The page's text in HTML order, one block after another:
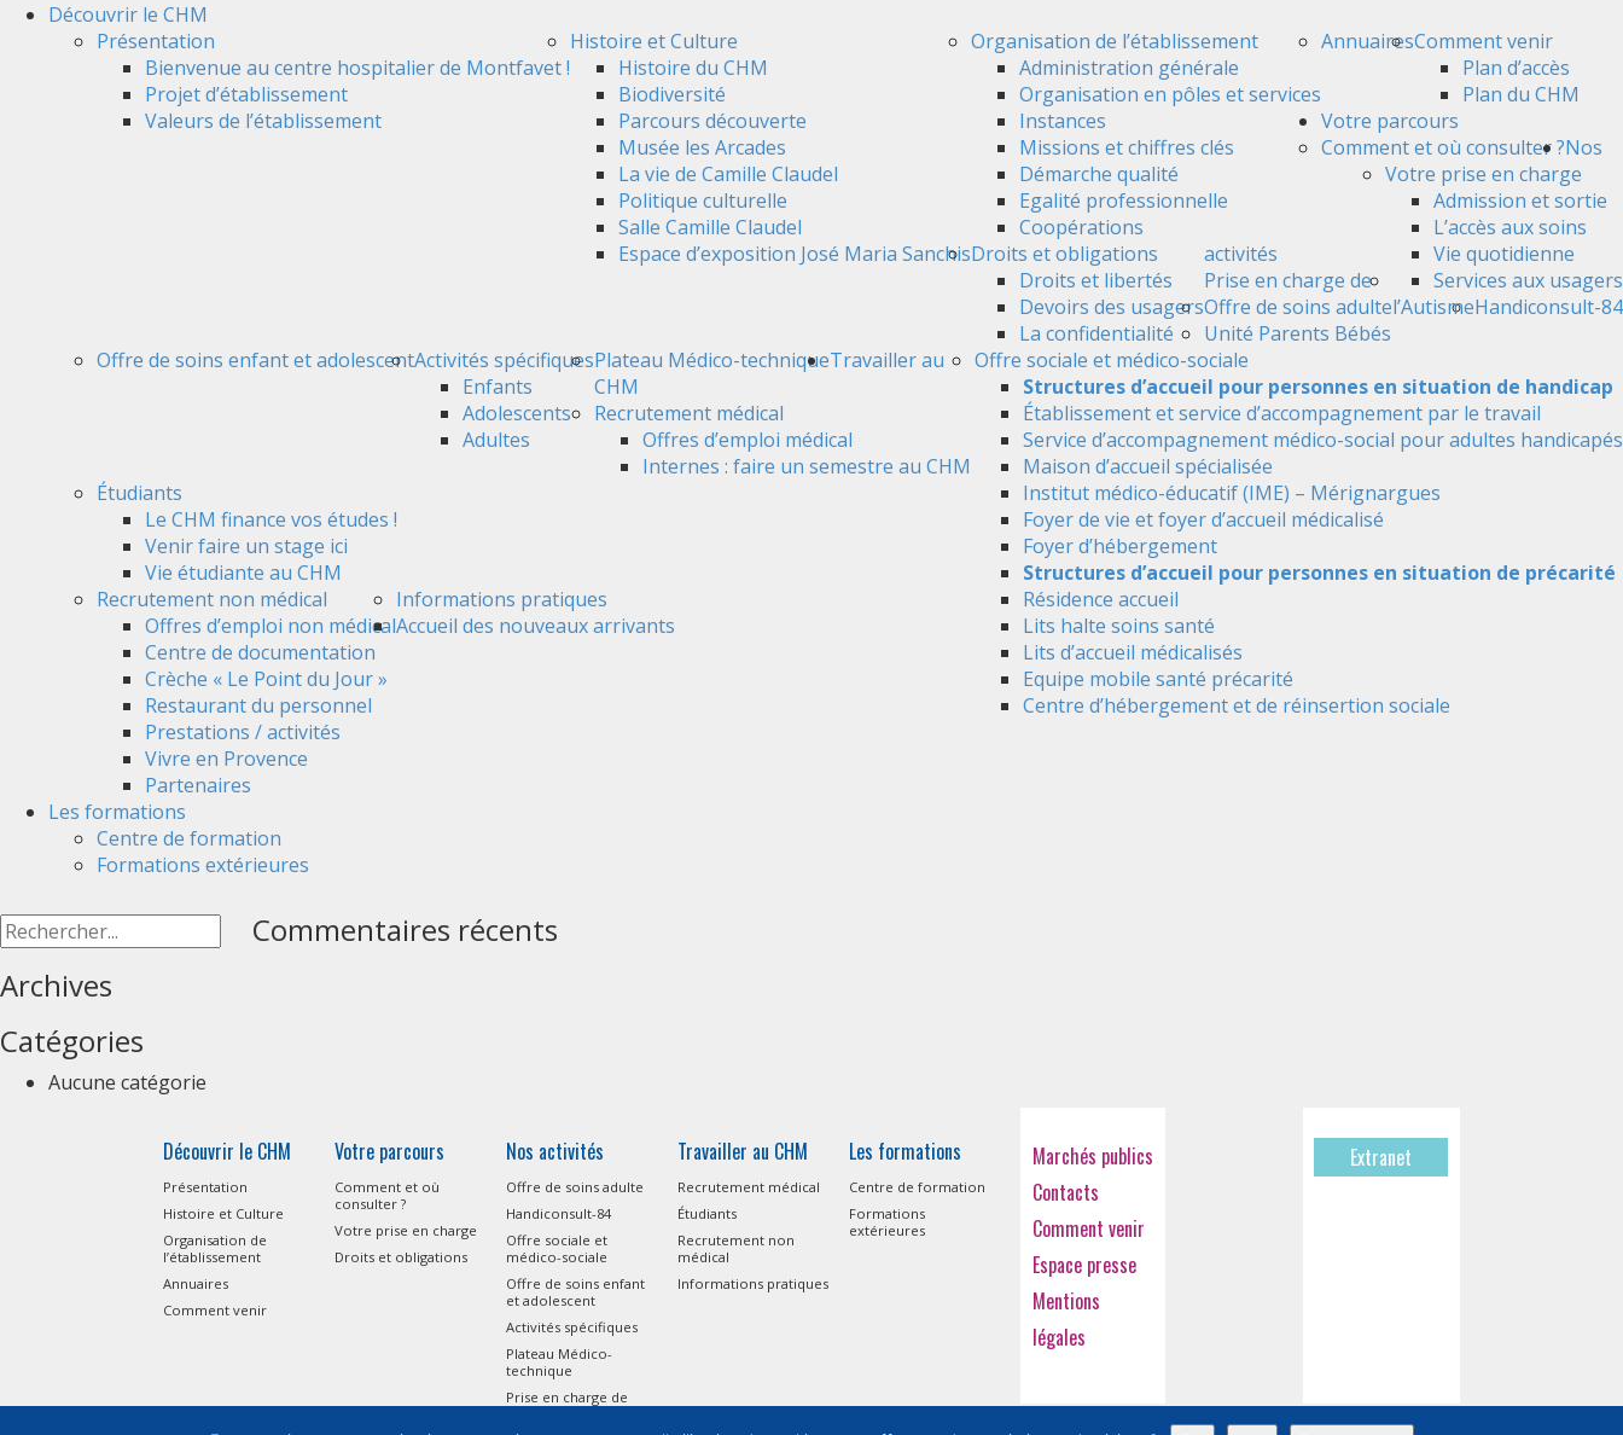
Découvrir le CHM
Présentation
Bienvenue au centre hospitalier de Montfavet !
Projet d’établissement
Valeurs de l’établissement
Histoire et Culture
Histoire du CHM
Biodiversité
Parcours découverte
Musée les Arcades
La vie de Camille Claudel
Politique culturelle
Salle Camille Claudel
Espace d’exposition José Maria Sanchis
Organisation de l’établissement
Administration générale
Organisation en pôles et services
Instances
Missions et chiffres clés
Démarche qualité
Egalité professionnelle
Coopérations
AnnuairesComment venir
Plan d’accès
Plan du CHM
Votre parcours
Comment et où consulter ?
Votre prise en charge
Admission et sortie
L’accès aux soins
Vie quotidienne
Services aux usagers
Droits et obligations
Droits et libertés
Devoirs des usagers
La confidentialité
Nos
activités
Offre de soins adulte
Handiconsult-84
Offre sociale et médico-sociale
Structures d’accueil pour personnes en situation de handicap
Établissement et service d’accompagnement par le travail
Service d’accompagnement médico-social pour adultes handicapés
Maison d’accueil spécialisée
Institut médico-éducatif (IME) – Mérignargues
Foyer de vie et foyer d’accueil médicalisé
Foyer d’hébergement
Structures d’accueil pour personnes en situation de précarité
Résidence accueil
Lits halte soins santé
Lits d’accueil médicalisés
Equipe mobile santé précarité
Centre d’hébergement et de réinsertion sociale
Offre de soins enfant et adolescentActivités spécifiques
Enfants
Adolescents
Adultes
Plateau Médico-technique
Prise en charge de
l’Autisme
Unité Parents Bébés
Travailler au
CHM
Recrutement médical
Offres d’emploi médical
Internes : faire un semestre au CHM
Étudiants
Le CHM finance vos études !
Venir faire un stage ici
Vie étudiante au CHM
Recrutement non médical
Offres d’emploi non médical
Informations pratiques
Accueil des nouveaux arrivants
Centre de documentation
Crèche « Le Point du Jour »
Restaurant du personnel
Prestations / activités
Vivre en Provence
Partenaires
Les formations
Centre de formation
Formations extérieures
Commentaires récents
Archives
Catégories
Aucune catégorie
Découvrir le CHM
Présentation
Histoire et Culture
Organisation de
l’établissement
Annuaires
Comment venir
Votre parcours
Comment et où
consulter ?
Votre prise en charge
Droits et obligations
Nos activités
Offre de soins adulte
Handiconsult-84
Offre sociale et
médico-sociale
Offre de soins enfant
et adolescent
Activités spécifiques
Plateau Médico-
technique
Prise en charge de
Travailler au CHM
Recrutement médical
Étudiants
Recrutement non
médical
Informations pratiques
Les formations
Centre de formation
Formations
extérieures
Marchés publics
Contacts
Comment venir
Espace presse
Mentions
légales
Extranet